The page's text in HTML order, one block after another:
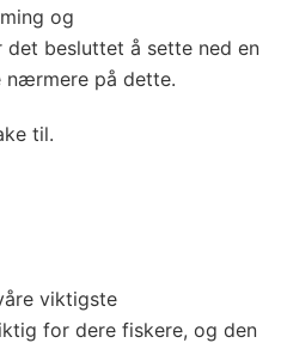
og
det besluttet å sette ned en
nærmere på dette.
til.
viktigste
for dere fiskere, og den